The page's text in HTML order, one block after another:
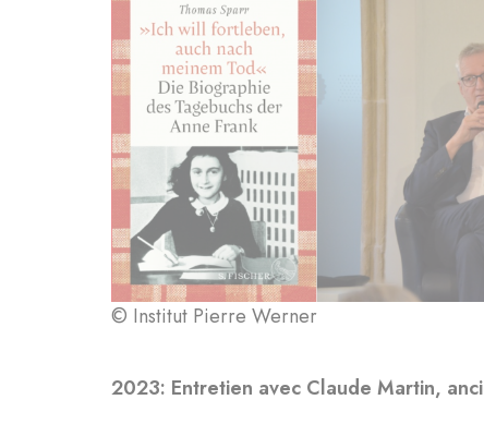
© Institut Pierre Werner
2023: Entretien avec Claude Martin,